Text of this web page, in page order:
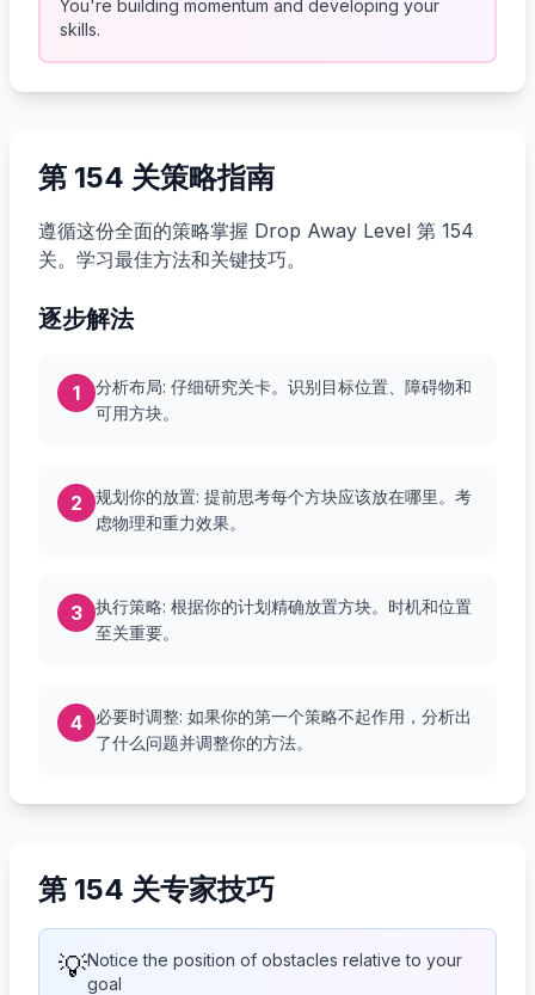
You're building momentum and developing your
skills.
第 154 关策略指南
遵循这份全面的策略掌握 Drop Away Level 第 154
关。学习最佳方法和关键技巧。
逐步解法
1
分析布局: 仔细研究关卡。识别目标位置、障碍物和
可用方块。
2
规划你的放置: 提前思考每个方块应该放在哪里。考
虑物理和重力效果。
3
执行策略: 根据你的计划精确放置方块。时机和位置
至关重要。
4
必要时调整: 如果你的第一个策略不起作用，分析出
了什么问题并调整你的方法。
第 154 关专家技巧
💡Notice the position of obstacles relative to your
goal